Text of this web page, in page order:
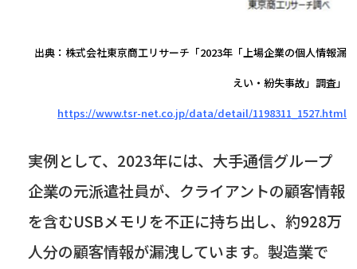
出典：株式会社東京商工リサーチ「2023年「上場企業の個人情報漏
えい・紛失事故」調査」
https://www.tsr-net.co.jp/data/detail/1198311_1527.html
実例として、 2023年には、大手通信グループ
企業の元派遣社員が、クライアントの顧客情報
を含むUSBメモリを不正に持ち出し、約928万
人分の顧客情報が漏洩しています。製造業で